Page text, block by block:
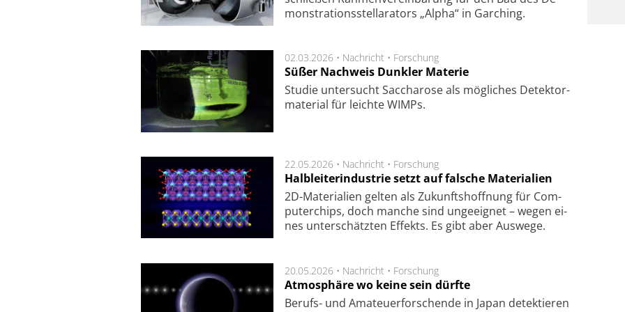
mon­stra­tions­stel­la­ra­tors „Alpha“ in Gar­ching.
02.03.2026 • Nachricht • Forschung
Süßer Nachweis Dunkler Materie
Studie unter­sucht Saccha­ro­se als mög­li­ches De­tek­tor­
ma­te­rial für leich­te WIMPs.
22.05.2026 • Nachricht • Forschung
Halbleiterindustrie setzt auf falsche Materialien
2D-Mate­ri­a­li­en gel­ten als Zu­kunfts­hoff­nung für Com­
pu­ter­chips, doch man­che sind un­ge­eig­net – we­gen ei­
nes un­ter­schätz­ten Ef­fekts. Es gibt aber Aus­we­ge.
20.05.2026 • Nachricht • Forschung
Atmosphäre wo keine sein dürfte
Berufs- und Ama­teuer­for­schen­de in Japan de­tek­tie­ren